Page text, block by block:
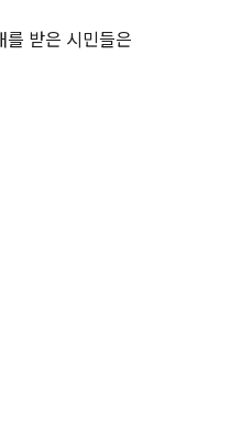
받은 시민들은